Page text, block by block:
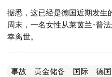
据悉，这已经是德国近期发生
周末，一名女性从莱茵兰-普
幸离世。
事故 黄金储备 国际 德国